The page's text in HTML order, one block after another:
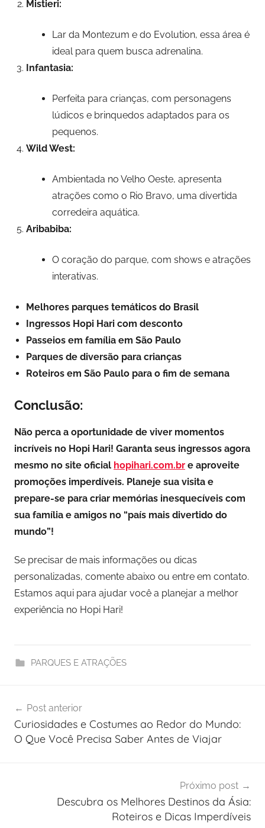
Mistieri:
Lar da Montezum e do Evolution, essa área é
ideal para quem busca adrenalina.
Infantasia:
Perfeita para crianças, com personagens
lúdicos e brinquedos adaptados para os
pequenos.
Wild West:
Ambientada no Velho Oeste, apresenta
atrações como o Rio Bravo, uma divertida
corredeira aquática.
Aribabiba:
O coração do parque, com shows e atrações
interativas.
Melhores parques temáticos do Brasil
Ingressos Hopi Hari com desconto
Passeios em família em São Paulo
Parques de diversão para crianças
Roteiros em São Paulo para o fim de semana
Conclusão:
Não perca a oportunidade de viver momentos
incríveis no Hopi Hari! Garanta seus ingressos agora
mesmo no site oficial hopihari.com.br e aproveite
promoções imperdíveis. Planeje sua visita e
prepare-se para criar memórias inesquecíveis com
sua família e amigos no “país mais divertido do
mundo”!
Se precisar de mais informações ou dicas
personalizadas, comente abaixo ou entre em contato.
Estamos aqui para ajudar você a planejar a melhor
experiência no Hopi Hari!
PARQUES E ATRAÇÕES
de
Post
Post anterior
Curiosidades e Costumes ao Redor do Mundo:
O Que Você Precisa Saber Antes de Viajar
Próximo post
Descubra os Melhores Destinos da Ásia:
Roteiros e Dicas Imperdíveis